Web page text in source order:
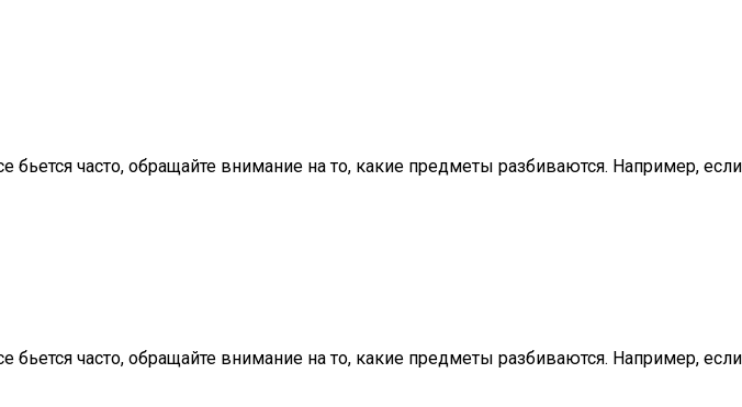
бьется часто, обращайте внимание на то, какие предметы разбиваются. Например, если
бьется часто, обращайте внимание на то, какие предметы разбиваются. Например, если